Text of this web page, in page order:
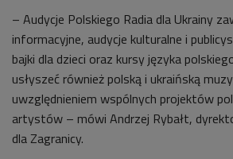
– Audycje Polskiego Radia dla Ukrainy
informacyjne, audycje kulturalne i
bajki dla dzieci oraz kursy języka
usłyszeć również polską i ukraińską
uwzględnieniem wspólnych projektów
artystów – mówi Andrzej Rybałt,
dla Zagranicy.